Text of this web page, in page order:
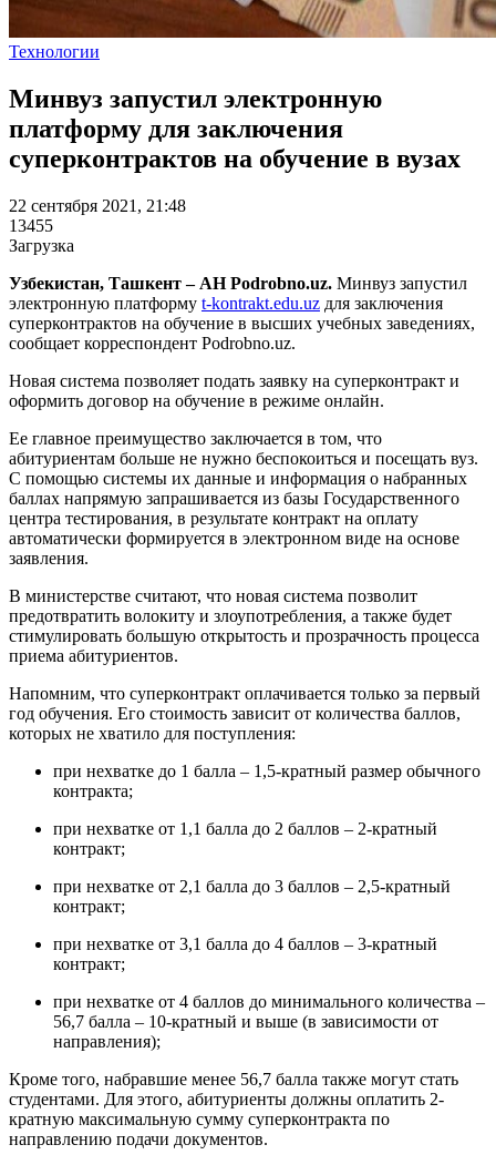
Технологии
Минвуз запустил электронную
платформу для заключения
суперконтрактов на обучение в вузах
22 сентября 2021, 21:48
13455
Загрузка
Узбекистан, Ташкент – АН Podrobno.uz. Минвуз запустил
электронную платформу t-kontrakt.edu.uz для заключения
суперконтрактов на обучение в высших учебных заведениях,
сообщает корреспондент Podrobno.uz.
Новая система позволяет подать заявку на суперконтракт и
оформить договор на обучение в режиме онлайн.
Ее главное преимущество заключается в том, что
абитуриентам больше не нужно беспокоиться и посещать вуз.
С помощью системы их данные и информация о набранных
баллах напрямую запрашивается из базы Государственного
центра тестирования, в результате контракт на оплату
автоматически формируется в электронном виде на основе
заявления.
В министерстве считают, что новая система позволит
предотвратить волокиту и злоупотребления, а также будет
стимулировать большую открытость и прозрачность процесса
приема абитуриентов.
Напомним, что суперконтракт оплачивается только за первый
год обучения. Его стоимость зависит от количества баллов,
которых не хватило для поступления:
при нехватке до 1 балла – 1,5-кратный размер обычного
контракта;
при нехватке от 1,1 балла до 2 баллов – 2-кратный
контракт;
при нехватке от 2,1 балла до 3 баллов – 2,5-кратный
контракт;
при нехватке от 3,1 балла до 4 баллов – 3-кратный
контракт;
при нехватке от 4 баллов до минимального количества –
56,7 балла – 10-кратный и выше (в зависимости от
направления);
Кроме того, набравшие менее 56,7 балла также могут стать
студентами. Для этого, абитуриенты должны оплатить 2-
кратную максимальную сумму суперконтракта по
направлению подачи документов.